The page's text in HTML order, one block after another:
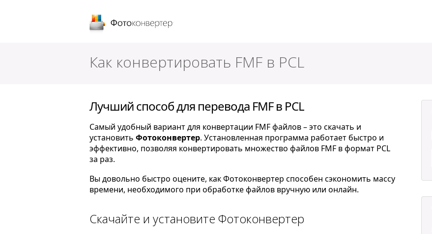
Как конвертировать FMF в PCL
Лучший способ для перевода FMF в PCL
Самый удобный вариант для конвертации FMF файлов – это скачать и
установить Фотоконвертер. Установленная программа работает быстро и
эффективно, позволяя конвертировать множество файлов FMF в формат PCL
за раз.
Вы довольно быстро оцените, как Фотоконвертер способен сэкономить массу
времени, необходимого при обработке файлов вручную или онлайн.
Скачайте и установите Фотоконвертер